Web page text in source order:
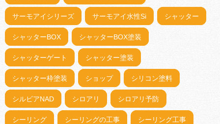
サーモアイシリーズ サーモアイ水性Si シャッター
シャッターBOX シャッターBOX塗装
シャッターゲート シャッター塗装
シャッター枠塗装 ショップ シリコン塗料
シルビアNAD シロアリ シロアリ予防
シーリング シーリングの工事 シーリング工事